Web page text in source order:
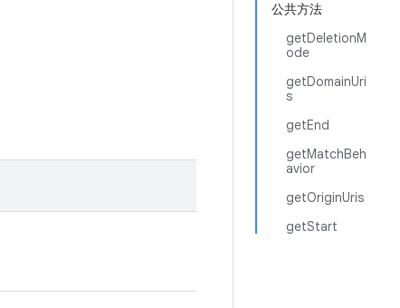
公共方法
getDeletionM
ode
getDomainUri
s
getEnd
getMatchBeh
avior
getOriginUris
getStart